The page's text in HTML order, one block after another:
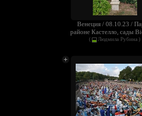
Венеция / 08.10.23 /
районе Кастелло, сады
( Людмила Рубина )